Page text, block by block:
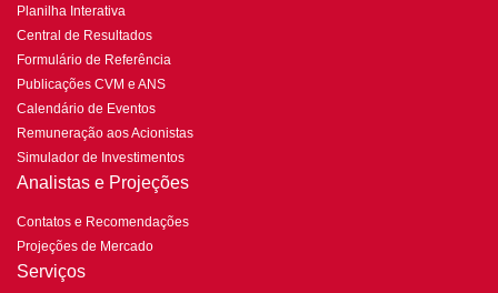
Planilha Interativa
Central de Resultados
Formulário de Referência
Publicações CVM e ANS
Calendário de Eventos
Remuneração aos Acionistas
Simulador de Investimentos
Analistas e Projeções
Contatos e Recomendações
Projeções de Mercado
Serviços